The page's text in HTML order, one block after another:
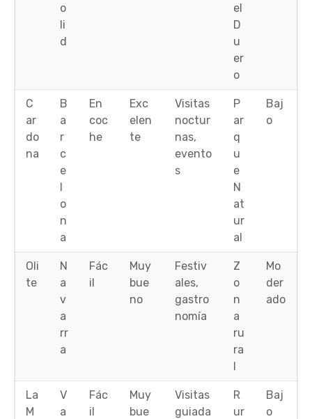
o
li
d
el
D
u
er
o
C
ar
do
na
B
a
r
c
e
l
o
n
a
En
coc
he
Exc
elen
te
Visitas
noctur
nas,
evento
s
P
ar
q
u
e
N
at
ur
al
Baj
o
Oli
te
N
a
v
a
rr
a
Fác
il
Muy
bue
no
Festiv
ales,
gastro
nomía
Z
o
n
a
ru
ra
l
Mo
der
ado
La
M
V
a
Fác
il
Muy
bue
Visitas
guiada
R
ur
Baj
o